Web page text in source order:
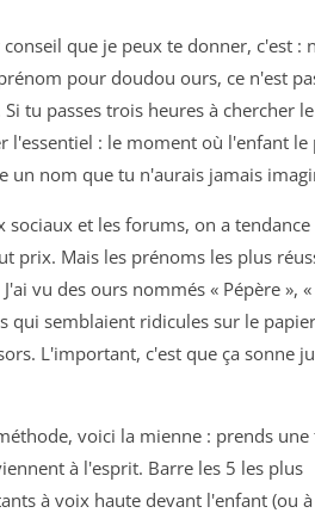
que je peux te donner, c'est :
pour doudou ours, ce n'est
tu passes trois heures à chercher
l'essentiel : le moment où l'enfant le
un nom que tu n'aurais jamais
sociaux et les forums, on a tendance
prix. Mais les prénoms les plus
vu des ours nommés « Pépère »,
qui semblaient ridicules sur le
L'important, c'est que ça sonne
voici la mienne : prends une
à l'esprit. Barre les 5 les plus
à voix haute devant l'enfant (ou